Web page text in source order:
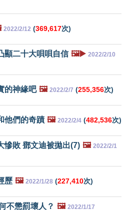
2022/2/12 (369,617次)
顯二十大唄唄自信 🖼️▶️ 2022/2/10
的神緣吧 🖼️ 2022/2/7 (255,356次)
他們的奇蹟 🖼️ 2022/2/4 (482,536次)
慘敗 鄧文迪被拋出(7) 🖼️ 2022/2/1
歷 🖼️ 2022/1/28 (227,410次)
不懲罰壞人？ 🖼️ 2022/1/17